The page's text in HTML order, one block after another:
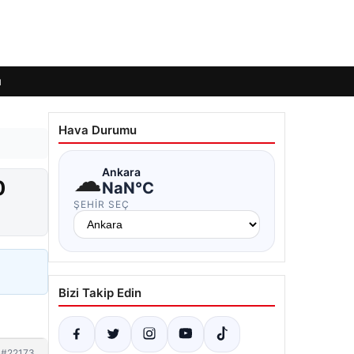
Hava Durumu
☁Ankara
NaN°C
ŞEHIR SEÇ
Bizi Takip Edin